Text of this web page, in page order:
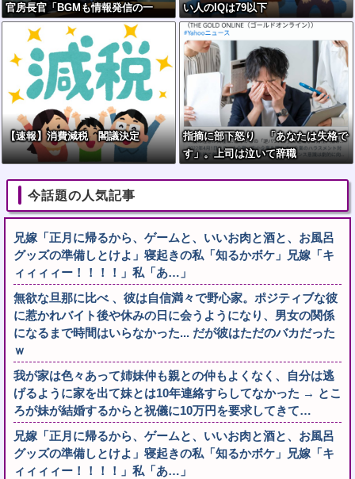
官房長官「BGMも情報発信の一
つ」
い人のIQは79以下
【速報】消費減税 閣議決定
指摘に部下怒り 「あなたは失格で
す」。上司は泣いて辞職
今話題の人気記事
兄嫁「正月に帰るから、ゲームと、いいお肉と酒と、お風呂
グッズの準備しとけよ」寝起きの私「知るかボケ」兄嫁「キ
ィィィィー！！！！」私「あ…」
無欲な旦那に比べ 、彼は自信満々で野心家。ポジティブな彼
に惹かれバイト後や休みの日に会うようになり、男女の関係
になるまで時間はいらなかった... だが彼はただのバカだった
ｗ
我が家は色々あって姉妹仲も親との仲もよくなく、自分は逃
げるように家を出て妹とは10年連絡すらしてなかった → とこ
ろが妹が結婚するからと祝儀に10万円を要求してきて…
兄嫁「正月に帰るから、ゲームと、いいお肉と酒と、お風呂
グッズの準備しとけよ」寝起きの私「知るかボケ」兄嫁「キ
ィィィィー！！！！」私「あ…」